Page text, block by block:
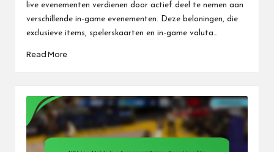
live evenementen verdienen door actief deel te nemen aan
verschillende in-game evenementen. Deze beloningen, die
exclusieve items, spelerskaarten en in-game valuta…
Read More